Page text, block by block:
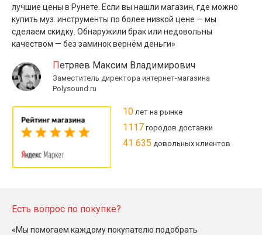
лучшие цены в Рунете. Если вы нашли магазин, где можно
купить муз. инструменты по более низкой цене — мы
сделаем скидку. Обнаружили брак или недовольны
качеством — без заминок вернём деньги»
Петряев Максим Владимирович
Заместитель директора интернет-магазина
Polysound.ru
10 лет на рынке
1117 городов доставки
41 635 довольных клиентов
Есть вопрос по покупке?
«Мы помогаем каждому покупателю подобрать